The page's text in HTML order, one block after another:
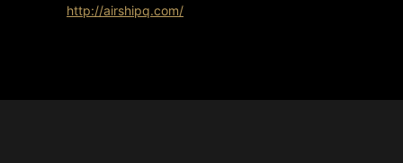
http://airshipq.com/